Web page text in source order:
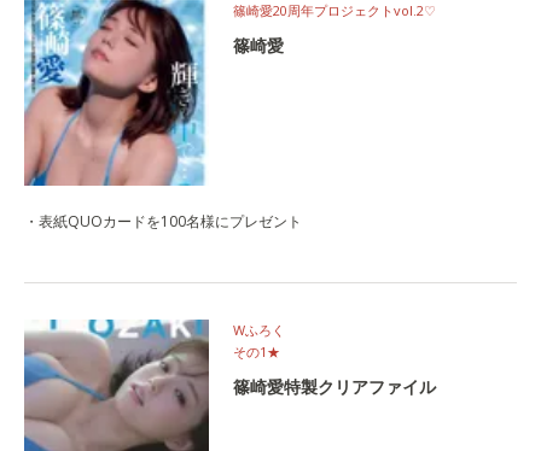
篠崎愛20周年プロジェクトvol.2♡
篠崎愛
・表紙QUOカードを100名様にプレゼント
Wふろく
その1★
篠崎愛特製クリアファイル